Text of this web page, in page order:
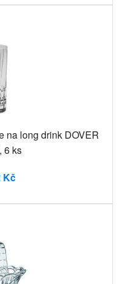
na long drink DOVER
6 ks
Kč